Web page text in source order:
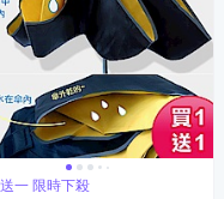
一 限時下殺